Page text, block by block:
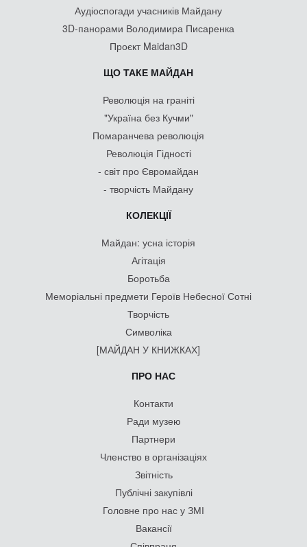
Аудіоспогади учасників Майдану
3D-панорами Володимира Писаренка
Проєкт Maidan3D
ЩО ТАКЕ МАЙДАН
Революція на граніті
"Україна без Кучми"
Помаранчева революція
Революція Гідності
- світ про Євромайдан
- творчість Майдану
КОЛЕКЦІЇ
Майдан: усна історія
Агітація
Боротьба
Меморіальні предмети Героїв Небесної Сотні
Творчість
Символіка
[МАЙДАН У КНИЖКАХ]
ПРО НАС
Контакти
Ради музею
Партнери
Членство в організаціях
Звітність
Публічні закупівлі
Головне про нас у ЗМІ
Вакансії